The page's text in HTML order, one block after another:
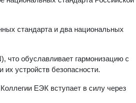
стандарта и два национальных
что обуславливает гармонизацию с
устройств безопасности.
ЕЭК вступает в силу через